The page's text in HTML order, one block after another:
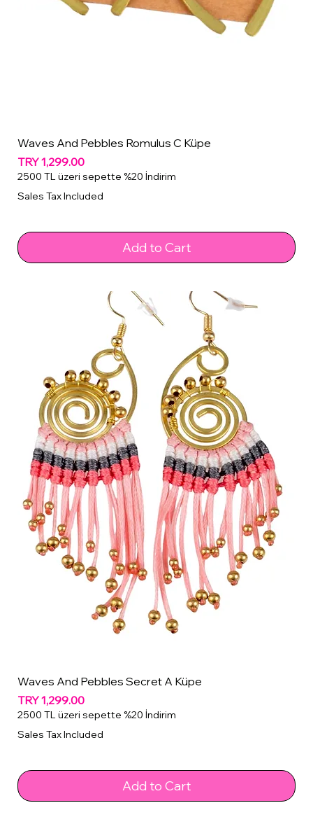
Waves And Pebbles Romulus C Küpe
Price
TRY 1,299.00
2500 TL üzeri sepette %20 İndirim
Sales Tax Included
Add to Cart
Waves And Pebbles Secret A Küpe
Price
TRY 1,299.00
2500 TL üzeri sepette %20 İndirim
Sales Tax Included
Add to Cart